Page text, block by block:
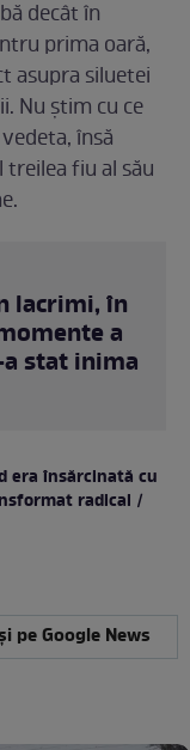
decât în
prima oară,
asupra siluetei
Nu știm cu ce
însă
fiu al său
lacrimi, în
a
stat inima
era însărcinată cu
radical /
pe Google News